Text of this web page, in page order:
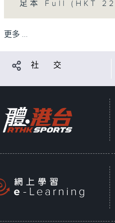
足本 Full (HKT
更多 ...
社 交